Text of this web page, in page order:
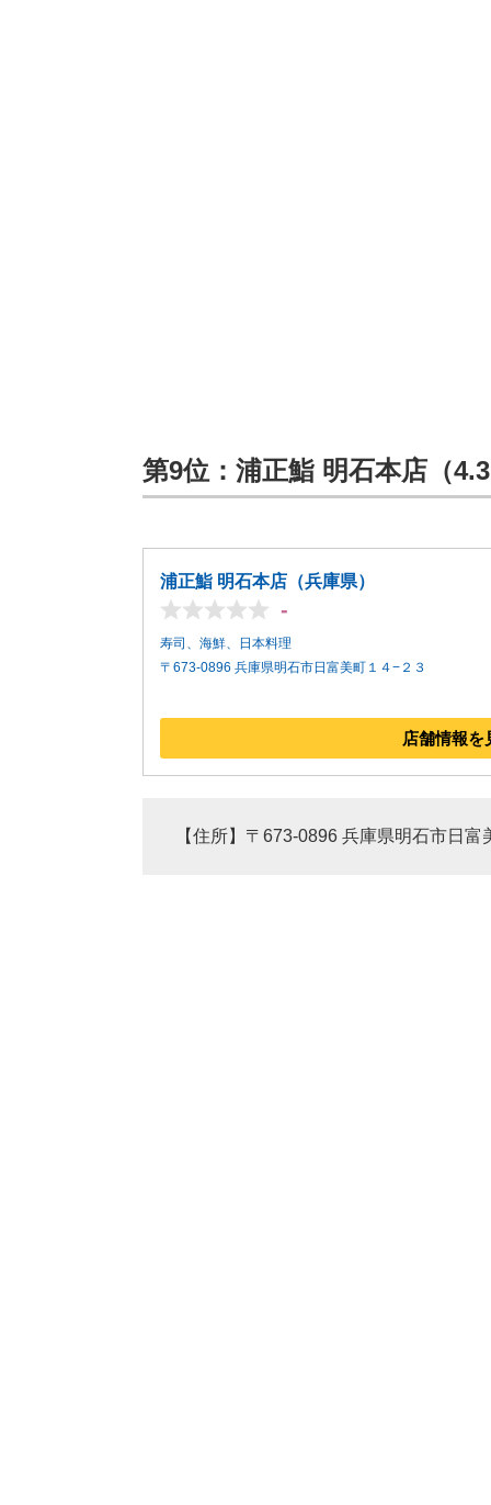
第9位：浦正鮨 明石本店（
浦正鮨 明石本店（兵庫県）
-
寿司、海鮮、日本料理
〒673-0896 兵庫県明石市日富美町１４−２３
店舗情報を
【住所】〒673-0896 兵庫県明石市日富